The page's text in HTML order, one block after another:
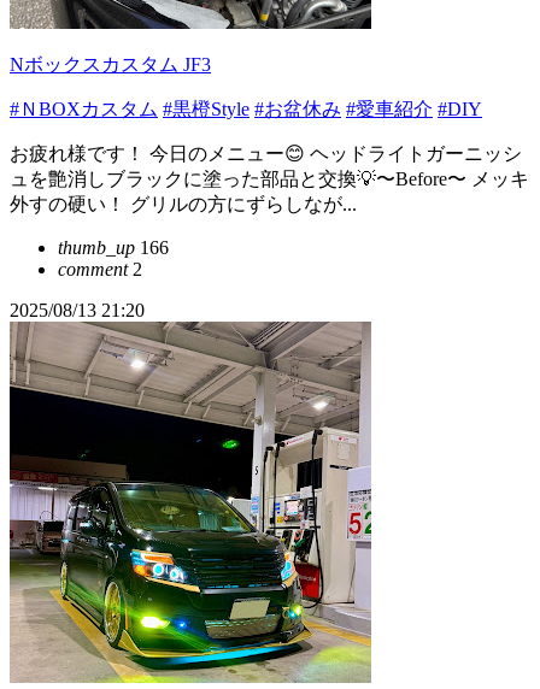
Nボックスカスタム JF3
#ＮBOXカスタム #黒橙Style #お盆休み #愛車紹介 #DIY
お疲れ様です！ 今日のメニュー😊 ヘッドライトガーニッシ
ュを艶消しブラックに塗った部品と交換💡〜Before〜 メッキ
外すの硬い！ グリルの方にずらしなが...
thumb_up 166
comment2
2025/08/13 21:20